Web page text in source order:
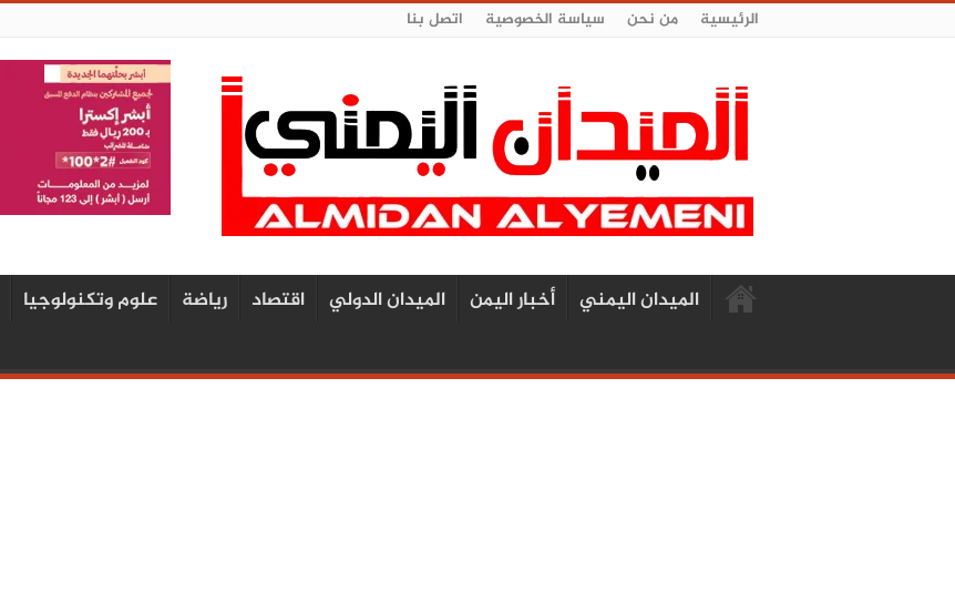
الرئيسية من نحن سياسة الخصوصية اتصل بنا
الميدان اليمني أخبار اليمن الميدان الدولي اقتصاد رياضة علوم وتكنولوجيا